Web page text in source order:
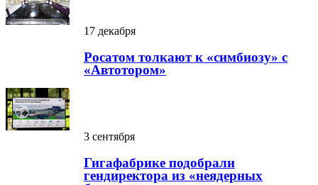
17 декабря
Росатом толкают к «симбиозу» с
«Автотором»
3 сентября
Гигафабрике подобрали
гендиректора из «неядерных